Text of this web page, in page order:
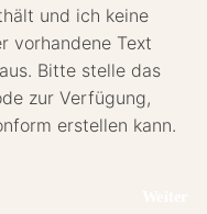
und ich keine
vorhandene Text
Bitte stelle das
zur Verfügung,
erstellen kann.